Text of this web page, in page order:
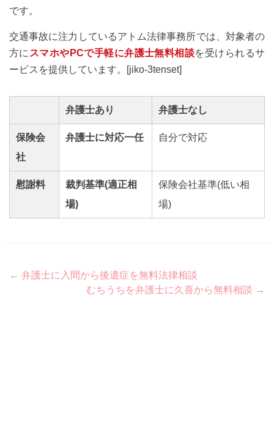
です。
交通事故に注力しているアトム法律事務所では、対象者の
方に スマホやPCで手軽に弁護士無料相談を受けられるサ
ービスを提供しています。[jiko-3tenset]
弁護士あり 弁護士なし
保険会
社
弁護士に対応一任 自分で対応
慰謝料
裁判基準(適正相
場)
保険会社基準(低い相
場)
Post
navigation
← 弁護士に入間から後遺症を無料法律相談
むちうちを弁護士に久喜から無料相談 →